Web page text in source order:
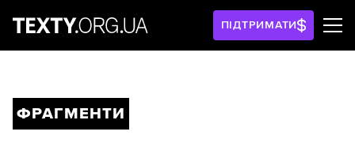
ПІДТРИМАТИ
ФРАГМЕНТИ